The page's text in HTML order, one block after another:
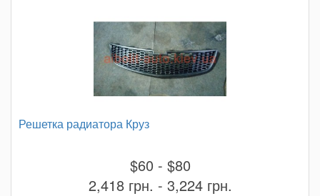
Решетка радиатора Круз
$60 - $80
2,418 грн. - 3,224 грн.